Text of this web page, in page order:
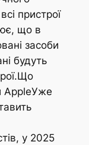
пристрої
що в
засоби
будуть
AppleУже
у 2025